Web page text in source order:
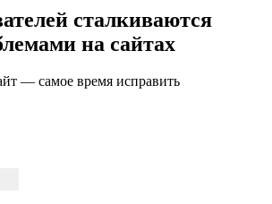
сталкиваются
на сайтах
— самое время исправить